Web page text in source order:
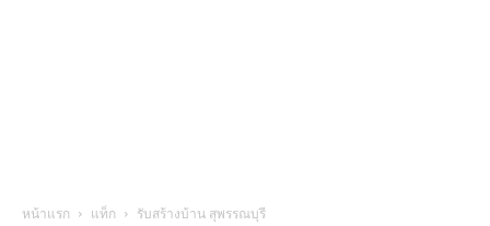
หน้าแรก แท็ก รับสร้างบ้าน สุพรรณบุรี